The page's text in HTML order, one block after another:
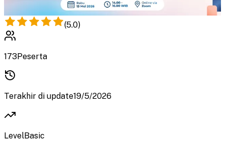
(5.0)
173Peserta
Terakhir di update19/5/2026
LevelBasic